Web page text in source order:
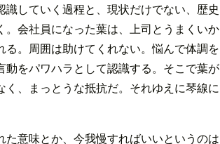
していく過程と、現状だけでない、歴史
会社員になった葉は、上司とうまくいか
。周囲は助けてくれない。悩んで体調を
をパワハラとして認識する。そこで葉が
、まっとうな抵抗だ。それゆえに琴線に
意味とか、今我慢すればいいというのは